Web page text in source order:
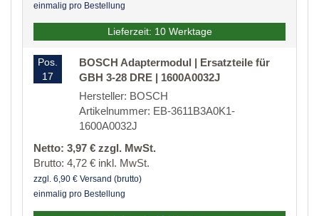
einmalig pro Bestellung
Lieferzeit: 10 Werktage
Pos.
17
BOSCH Adaptermodul | Ersatzteile für
GBH 3-28 DRE | 1600A0032J
Hersteller: BOSCH
Artikelnummer: EB-3611B3A0K1-
1600A0032J
Netto: 3,97 € zzgl. MwSt.
Brutto: 4,72 € inkl. MwSt.
zzgl. 6,90 € Versand (brutto)
einmalig pro Bestellung